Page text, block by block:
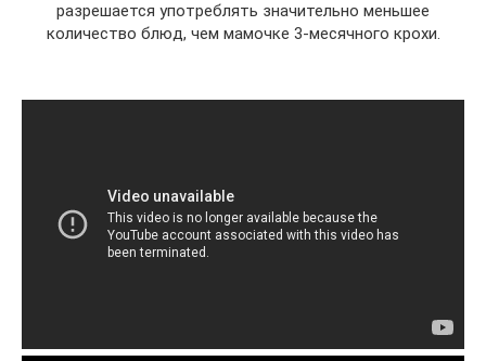
разрешается употреблять значительно меньшее
количество блюд, чем мамочке 3-месячного крохи.